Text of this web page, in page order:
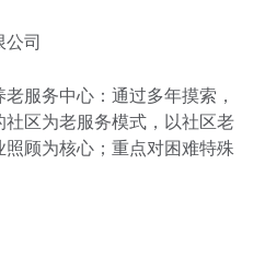
公司
服务中心：通过多年摸索，
区为老服务模式，以社区老
照顾为核心；重点对困难特殊